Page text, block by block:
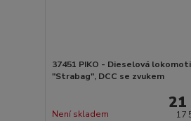
37451 PIKO - Dieselová
"Strabag", DCC se zvukem
21
17
Není skladem